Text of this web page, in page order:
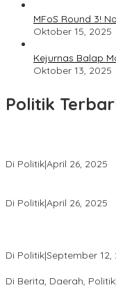
MFoS Round 3!
Oktober 15, 2025
Kejurnas Balap
Oktober 13, 2025
Politik
Di Politik|April 26, 2025
Di Politik|April 26, 2025
Di Politik|September 12,
Di Berita, Daerah, Politik